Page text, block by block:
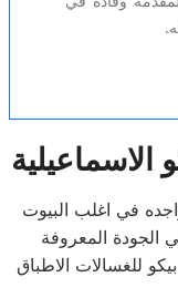
الاسماعيلية
في اغلب البيوت
المعروفة
للغسالات الاطباق